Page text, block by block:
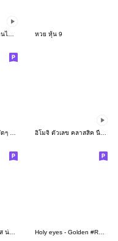
หวย หุ้น 9
อิโมจิ ตัวเลข : ไล่สี ชัดๆ หลากสี อิโมจิ ตัวเลข คลาสสิค นีออน อนิเมชั่น
Holy eyes - Golden #RolePlay ( T C ! )